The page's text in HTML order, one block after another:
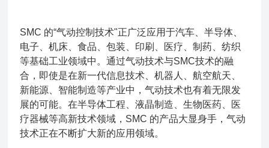
SMC 的“气动控制技术"正广泛应用于汽车、半导体、
电子、机床、食品、包装、印刷、医疗、制药、纺织
等基础工业领域中。通过气动技术与SMC技术的融
合，即使是在新一代信息技术、机器人、航空航天、
新能源、智能制造等产业中，气动技术也有着无限发
展的可能。在半导体工程、液晶制造、生物医药、医
疗器械等高新技术领域，SMC 的产品大显身手，气动
技术正在不断扩大新的应用领域。